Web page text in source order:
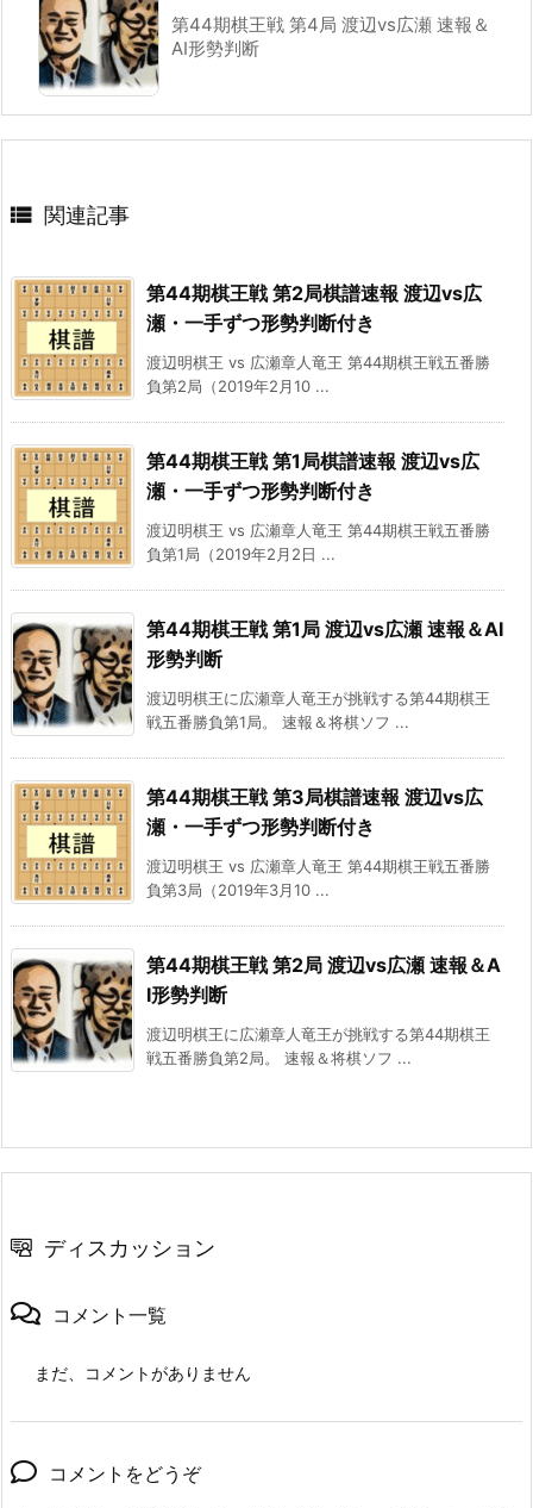
第44期棋王戦 第4局 渡辺vs広瀬 速報＆
AI形勢判断
 関連記事
第44期棋王戦 第2局棋譜速報 渡辺vs広
瀬・一手ずつ形勢判断付き
渡辺明棋王 vs 広瀬章人竜王 第44期棋王戦五番勝
負第2局（2019年2月10 ...
第44期棋王戦 第1局棋譜速報 渡辺vs広
瀬・一手ずつ形勢判断付き
渡辺明棋王 vs 広瀬章人竜王 第44期棋王戦五番勝
負第1局（2019年2月2日 ...
第44期棋王戦 第1局 渡辺vs広瀬 速報＆AI
形勢判断
渡辺明棋王に広瀬章人竜王が挑戦する第44期棋王
戦五番勝負第1局。 速報＆将棋ソフ ...
第44期棋王戦 第3局棋譜速報 渡辺vs広
瀬・一手ずつ形勢判断付き
渡辺明棋王 vs 広瀬章人竜王 第44期棋王戦五番勝
負第3局（2019年3月10 ...
第44期棋王戦 第2局 渡辺vs広瀬 速報＆A
I形勢判断
渡辺明棋王に広瀬章人竜王が挑戦する第44期棋王
戦五番勝負第2局。 速報＆将棋ソフ ...
ディスカッション
コメント一覧
まだ、コメントがありません
コメントをどうぞ